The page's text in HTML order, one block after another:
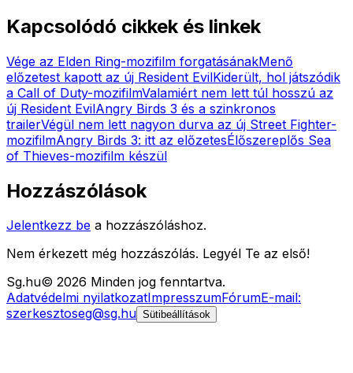
Kapcsolódó cikkek és linkek
Vége az Elden Ring-mozifilm forgatásánakMenő
előzetest kapott az új Resident EvilKiderült, hol játszódik
a Call of Duty-mozifilmValamiért nem lett túl hosszú az
új Resident EvilAngry Birds 3 és a szinkronos
trailerVégül nem lett nagyon durva az új Street Fighter-
mozifilmAngry Birds 3: itt az előzetesÉlőszereplős Sea
of Thieves-mozifilm készül
Hozzászólások
Jelentkezz be a hozzászóláshoz.
Nem érkezett még hozzászólás. Legyél Te az első!
Sg.hu© 2026 Minden jog fenntartva.
Adatvédelmi nyilatkozatImpresszumFórumE-mail:
szerkesztoseg@sg.hu Sütibeállítások